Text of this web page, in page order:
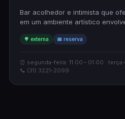
Bar acolhedor e intimista que
em um ambiente artístico
excelente opção para quem
🌳 externa 📅 reserva
⏰ segunda-feira: 11:00 – 01:00 · terça-
📞 (31) 3221-2099